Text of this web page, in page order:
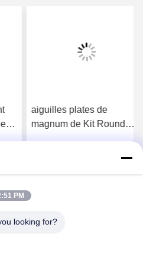
aiguilles plates de
magnum de Kit Round
PM
looking for?